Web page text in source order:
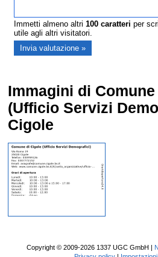
Immetti almeno altri100 caratteri per
utile agli altri visitatori.
Immagini di
(Ufficio Servizi
Cigole
Copyright © 2009-2026 1337 UGC GmbH |